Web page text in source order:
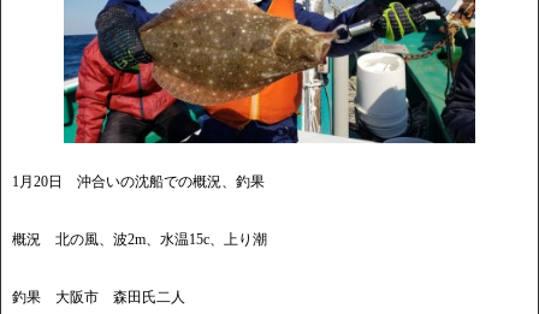
1月20日 沖合いの沈船での概況、釣果
概況 北の風、波2m、水温15c、上り潮
釣果 大阪市 森田氏二人